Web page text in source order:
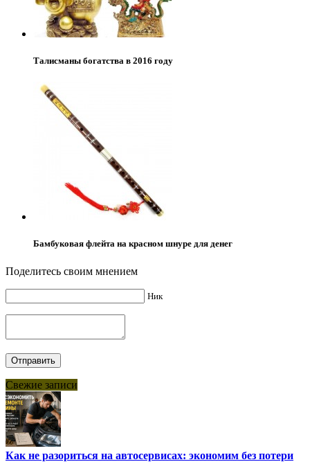
Талисманы богатства в 2016 году
Бамбуковая флейта на красном шнуре для денег
Поделитесь своим мнением
Ник
Свежие записи
Как не разориться на автосервисах: экономим без потери